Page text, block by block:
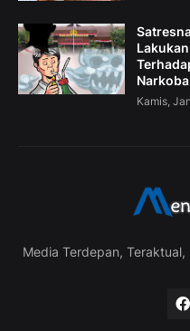
Narkoba
Kamis,
Media Terdepan,